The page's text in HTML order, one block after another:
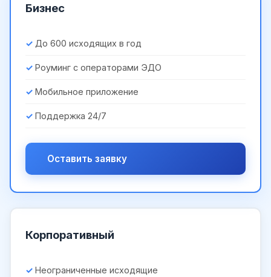
Бизнес
До 600 исходящих в год
Роуминг с операторами ЭДО
Мобильное приложение
Поддержка 24/7
Оставить заявку
Корпоративный
Неограниченные исходящие